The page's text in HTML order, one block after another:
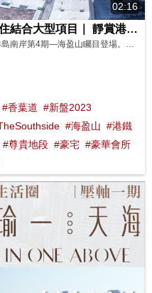
02:16
【海盈山】黃竹坑鐵路上蓋 商住結合大型項目｜ 靜賞港島南岸之美 影片來源 : FINANCE 730
由嘉里、信置、太古、港鐵聯合發展，港島南岸第4期—海盈山矚目登場。坐落黃竹坑站上蓋，配合政府「躍動港島南」計劃，區內發展潛力指日可待。 海盈山共有2座，提供800伙，實用面積由351至2,291平方呎，間隔涵蓋1至4房。項目分為4A﹑4B期發展，分別涉及432及368伙，會先推出4A期應市，海盈山4A期實用面積由351至1,847平方呎，部分單位可以望到南朗山山景，或者綠化內園景色。 ...
#香葉道 #新盤2023
#海盈山 #港鐵
#尊貴地段 #豪宅 #豪華會所